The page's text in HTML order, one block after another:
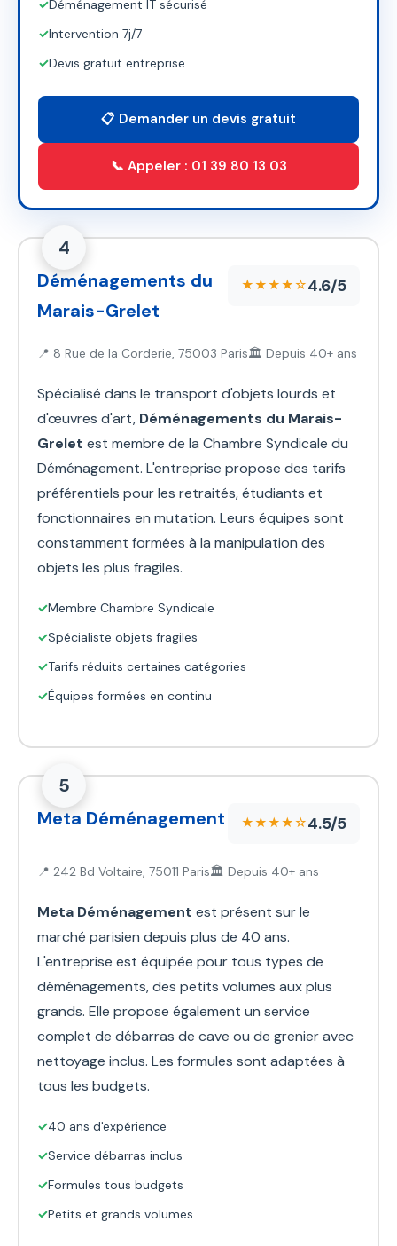
✓Déménagement IT sécurisé
✓Intervention 7j/7
✓Devis gratuit entreprise
📋 Demander un devis gratuit
📞 Appeler : 01 39 80 13 03
4
Déménagements du
Marais-Grelet
★★★★☆4.6/5
📍 8 Rue de la Corderie, 75003 Paris🏛️ Depuis 40+ ans
Spécialisé dans le transport d'objets lourds et
d'œuvres d'art, Déménagements du Marais-
Grelet est membre de la Chambre Syndicale du
Déménagement. L'entreprise propose des tarifs
préférentiels pour les retraités, étudiants et
fonctionnaires en mutation. Leurs équipes sont
constamment formées à la manipulation des
objets les plus fragiles.
✓Membre Chambre Syndicale
✓Spécialiste objets fragiles
✓Tarifs réduits certaines catégories
✓Équipes formées en continu
5
Meta Déménagement
★★★★☆4.5/5
📍 242 Bd Voltaire, 75011 Paris🏛️ Depuis 40+ ans
Meta Déménagement est présent sur le
marché parisien depuis plus de 40 ans.
L'entreprise est équipée pour tous types de
déménagements, des petits volumes aux plus
grands. Elle propose également un service
complet de débarras de cave ou de grenier avec
nettoyage inclus. Les formules sont adaptées à
tous les budgets.
✓40 ans d'expérience
✓Service débarras inclus
✓Formules tous budgets
✓Petits et grands volumes